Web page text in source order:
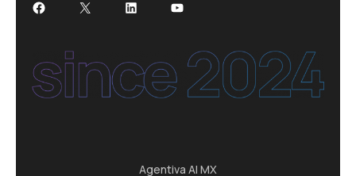
Facebook
X LinkedInYouTube
Agentiva AI MX